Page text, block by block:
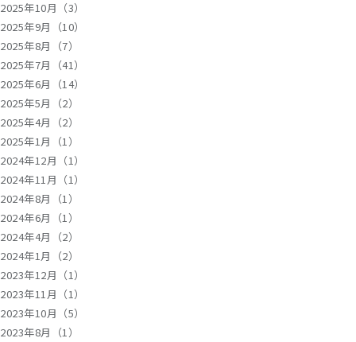
2025年10月（3）
2025年9月（10）
2025年8月（7）
2025年7月（41）
2025年6月（14）
2025年5月（2）
2025年4月（2）
2025年1月（1）
2024年12月（1）
2024年11月（1）
2024年8月（1）
2024年6月（1）
2024年4月（2）
2024年1月（2）
2023年12月（1）
2023年11月（1）
2023年10月（5）
2023年8月（1）